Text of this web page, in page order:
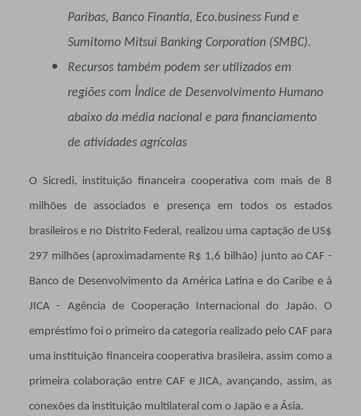
Paribas, Banco Finantia, Eco.business Fund e
Sumitomo Mitsui Banking Corporation (SMBC).
Recursos também podem ser utilizados em
regiões com Índice de Desenvolvimento Humano
abaixo da média nacional e para financiamento
de atividades agrícolas
O Sicredi, instituição financeira cooperativa com mais de 8
milhões de associados e presença em todos os estados
brasileiros e no Distrito Federal, realizou uma captação de US$
297 milhões (aproximadamente R$ 1,6 bilhão) junto ao CAF -
Banco de Desenvolvimento da América Latina e do Caribe e à
JICA - Agência de Cooperação Internacional do Japão. O
empréstimo foi o primeiro da categoria realizado pelo CAF para
uma instituição financeira cooperativa brasileira, assim como a
primeira colaboração entre CAF e JICA, avançando, assim, as
conexões da instituição multilateral com o Japão e a Ásia.